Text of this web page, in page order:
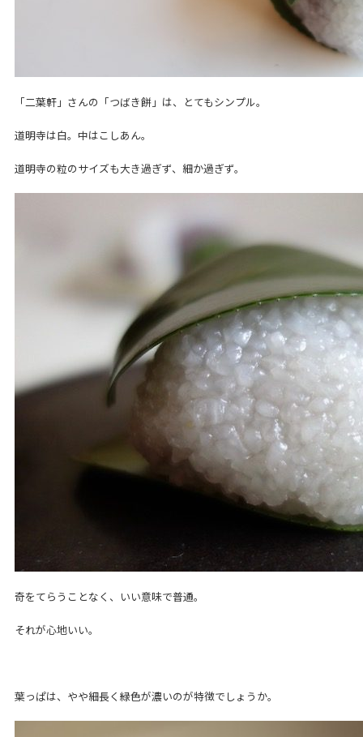
「二葉軒」さんの「つばき餅」は、とてもシンプル。
道明寺は白。中はこしあん。
道明寺の粒のサイズも大き過ぎず、細か過ぎず。
奇をてらうことなく、いい意味で普通。
それが心地いい。
葉っぱは、やや細長く緑色が濃いのが特徴でしょうか。